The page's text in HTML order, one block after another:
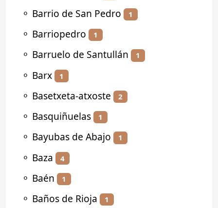
⚬ Barrio de San Pedro 1
⚬ Barriopedro 1
⚬ Barruelo de Santullán 1
⚬ Barx 1
⚬ Basetxeta-atxoste 2
⚬ Basquiñuelas 1
⚬ Bayubas de Abajo 1
⚬ Baza 4
⚬ Baén 1
⚬ Baños de Rioja 1